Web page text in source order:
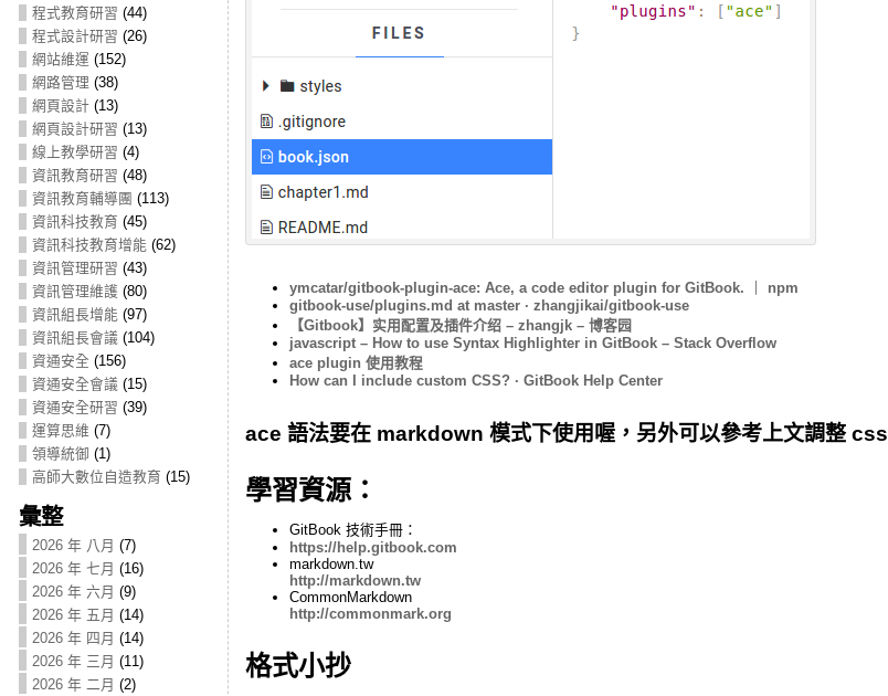
程式教育研習 (44)
程式設計研習 (26)
網站維運 (152)
網路管理 (38)
網頁設計(13)
網頁設計研習 (13)
線上教學研習 (4)
資訊教育研習 (48)
資訊教育輔導團 (113)
資訊科技教育 (45)
資訊科技教育增能(62)
資訊管理研習 (43)
資訊管理維護(80)
資訊組長增能(97)
資訊組長會議 (104)
資通安全 (156)
資通安全會議 (15)
資通安全研習 (39)
運算思維 (7)
領導統御 (1)
高師大數位自造教育 (15)
彙整
2026 年 八月 (7)
2026 年 七月 (16)
2026 年 六月 (9)
2026 年 五月 (14)
2026 年 四月 (14)
2026 年 三月 (11)
2026 年 二月 (2)
ymcatar/gitbook-plugin-ace: Ace, a code editor plugin for GitBook.
npm
gitbook-use/plugins.md at master · zhangjikai/gitbook-use
【Gitbook】实用配置及插件介绍 – zhangjk – 博客园
javascript – How to use Syntax Highlighter in GitBook – Stack Overflow
ace plugin 使用教程
How can I include custom CSS? · GitBook Help Center
ace 語法要在 markdown 模式下使用喔，另外可以參考上文調整 css
學習資源：
GitBook 技術手冊：
https://help.gitbook.com
markdown.tw
http://markdown.tw
CommonMarkdown
http://commonmark.org
格式小抄